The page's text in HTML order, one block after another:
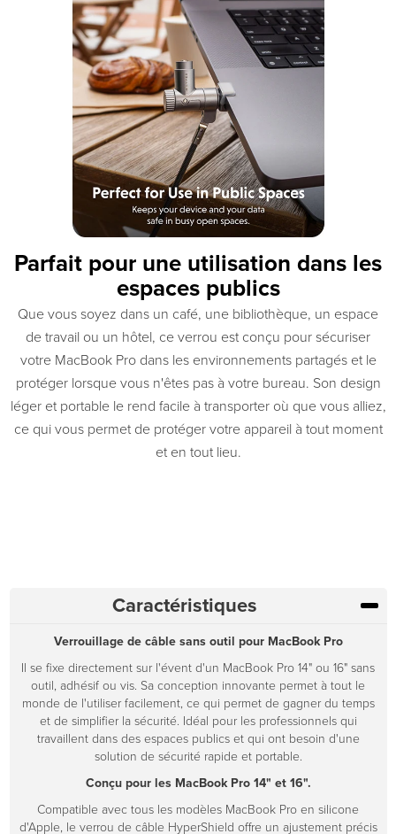
Parfait pour une utilisation dans les
espaces publics
Que vous soyez dans un café, une bibliothèque, un espace
de travail ou un hôtel, ce verrou est conçu pour sécuriser
votre MacBook Pro dans les environnements partagés et le
protéger lorsque vous n'êtes pas à votre bureau. Son design
léger et portable le rend facile à transporter où que vous alliez,
ce qui vous permet de protéger votre appareil à tout moment
et en tout lieu.
Caractéristiques
Verrouillage de câble sans outil pour MacBook Pro
Il se fixe directement sur l'évent d'un MacBook Pro 14" ou 16" sans
outil, adhésif ou vis. Sa conception innovante permet à tout le
monde de l'utiliser facilement, ce qui permet de gagner du temps
et de simplifier la sécurité. Idéal pour les professionnels qui
travaillent dans des espaces publics et qui ont besoin d'une
solution de sécurité rapide et portable.
Conçu pour les MacBook Pro 14" et 16".
Compatible avec tous les modèles MacBook Pro en silicone
d'Apple, le verrou de câble HyperShield offre un ajustement précis